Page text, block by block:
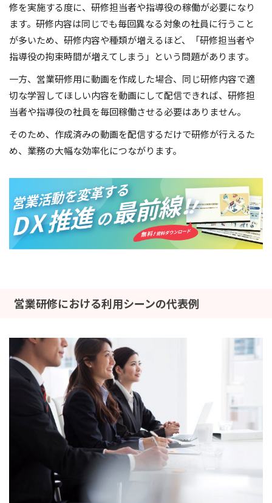
修を実施する度に、研修担当者や指導役の稼働が必要になり
ます。研修内容は同じでも毎回異なる対象の社員に行うこと
が多いため、研修内容や種類が増えるほど、「研修担当者や
指導役の拘束時間が増えてしまう」という問題があります。
一方、営業研修用に動画を作成した場合、同じ研修内容で適
切な学習してほしい内容を動画にして配信できれば、研修担
当者や指導役の社員を毎回稼働させる必要はありません。
そのため、作成済みの動画を配信するだけで研修が行えるた
め、業務の大幅な効率化につながります。
営業研修における利用シーンの代表例